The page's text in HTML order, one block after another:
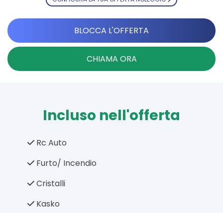
BLOCCA L'OFFERTA
CHIAMA ORA
Incluso nell'offerta
Rc Auto
Furto/ Incendio
Cristalli
Kasko